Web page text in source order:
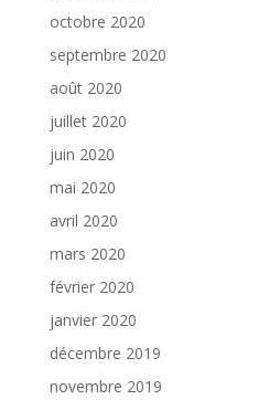
octobre 2020
septembre 2020
août 2020
juillet 2020
juin 2020
mai 2020
avril 2020
mars 2020
février 2020
janvier 2020
décembre 2019
novembre 2019